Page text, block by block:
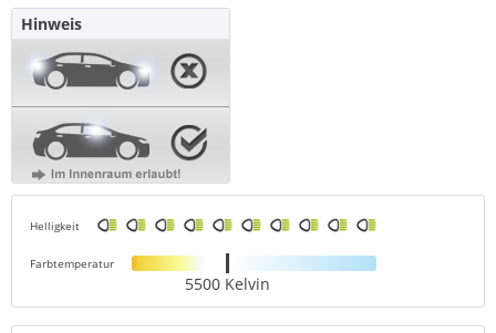
Hinweis
Helligkeit
Farbtemperatur
5500 Kelvin